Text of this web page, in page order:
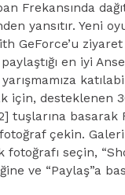
Frekansında
yansıtır. Yeni
GeForce’u
en iyi
için, desteklenen
tuşlarına basarak
çekin.
fotoğrafı seçin,
ve “Paylaş”a